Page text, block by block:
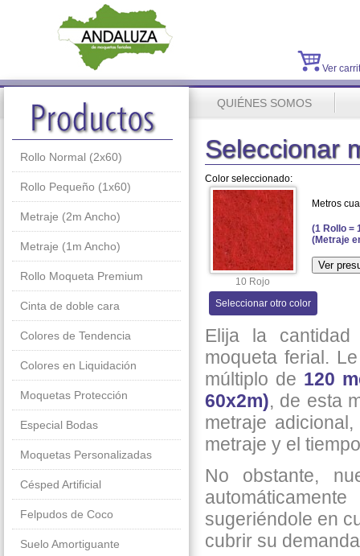
Ver
Rollo Normal (2x60)
Rollo Pequeño (1x60)
Metraje (2m Ancho)
Metraje (1m Ancho)
Rollo Moqueta Premium
Cinta de doble cara
Colores de Tendencia
Colores en Liquidación
Moquetas Protección
Especial Bodas
Moquetas Personalizadas
Césped Artificial
Felpudos de Coco
Suelo Amortiguante
QUIÉNES SOMOS
Seleccionar
Color seleccionado:
10 Rojo
Metros
(1 Rollo =
(Metraje
Seleccionar otro color
Elija la
moqueta ferial.
múltiplo de 120
60x2m), de esta
metraje
metraje y el
No obstante,
sugeriéndole en
cubrir su